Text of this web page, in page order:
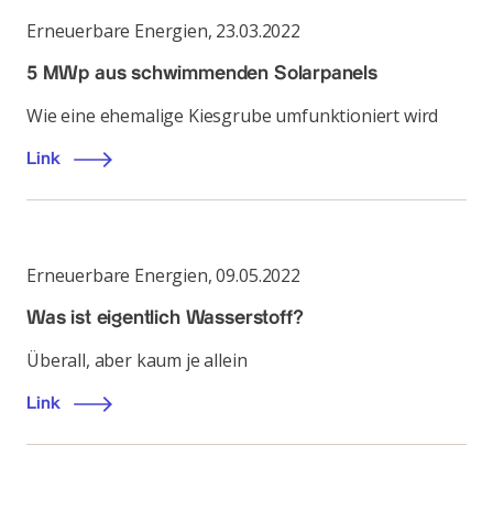
Erneuerbare Energien, 23.03.2022
5 MWp aus schwimmenden Solarpanels
Wie eine ehemalige Kiesgrube umfunktioniert wird
Link
Erneuerbare Energien,09.05.2022
Was ist eigentlich Wasserstoff?
Überall, aber kaum je allein
Link